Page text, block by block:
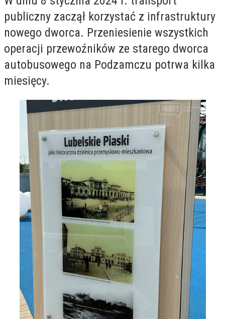
publiczny zaczął korzystać z infrastruktury
nowego dworca. Przeniesienie wszystkich
operacji przewoźników ze starego dworca
autobusowego na Podzamczu potrwa kilka
miesięcy.